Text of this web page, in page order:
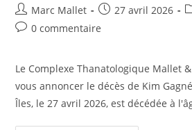
Auteur/autrice
de
Marc Mallet
Publication
publiée :
27 avril 2026
Commentaires
publication :
0 commentaire
Le Complexe Thanatologique Mallet
vous annoncer le décès de Kim
Îles, le 27 avril 2026, est décédée à